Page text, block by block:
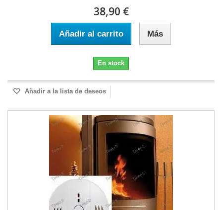
38,90 €
Añadir al carrito Más
En stock
Añadir a la lista de deseos